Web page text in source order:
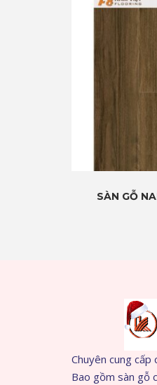
SÀN GỖ
Chuyên cung cấp
Bao gồm sàn gỗ